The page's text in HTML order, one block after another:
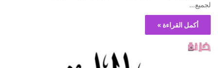
لجميع…
أكمل القراءة »